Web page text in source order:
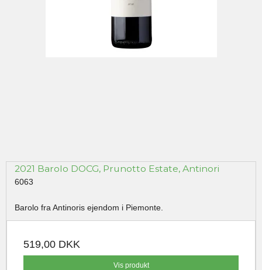
2021 Barolo DOCG, Prunotto Estate, Antinori
6063
Barolo fra Antinoris ejendom i Piemonte.
519,00 DKK
Vis produkt